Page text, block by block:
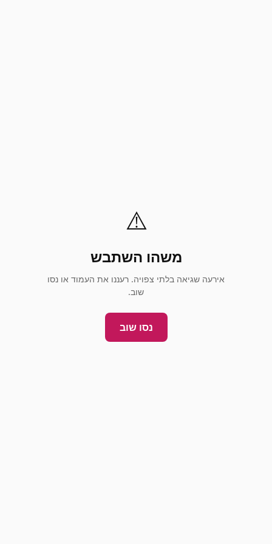
⚠️
משהו השתבש
אירעה שגיאה בלתי צפויה. רעננו את העמוד או נסו
שוב.
נסו שוב